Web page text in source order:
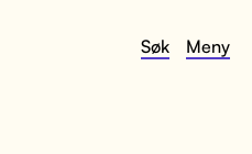
Søk Meny